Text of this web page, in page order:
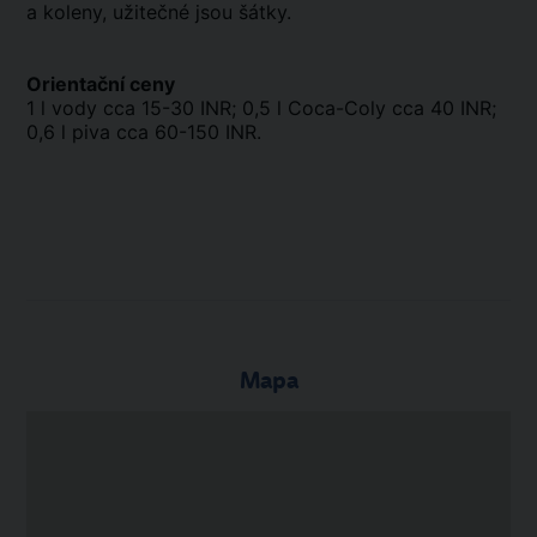
a koleny, užitečné jsou šátky.
Orientační ceny
1 l vody cca 15-30 INR; 0,5 l Coca-Coly cca 40 INR;
0,6 l piva cca 60-150 INR.
Mapa